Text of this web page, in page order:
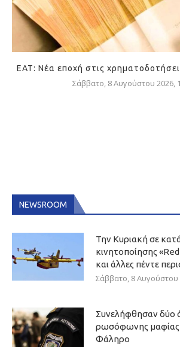
ΕΑΤ: Νέα εποχή στις
Σάββατο, 8 Αυγούστου 2026,
NEWSROOM
Την Κυριακή σε
κινητοποίησης
και άλλες πέντε
Σάββατο, 8 Αυγούστου
Συνελήφθησαν δύο
ρωσόφωνης μαφίας
Φάληρο